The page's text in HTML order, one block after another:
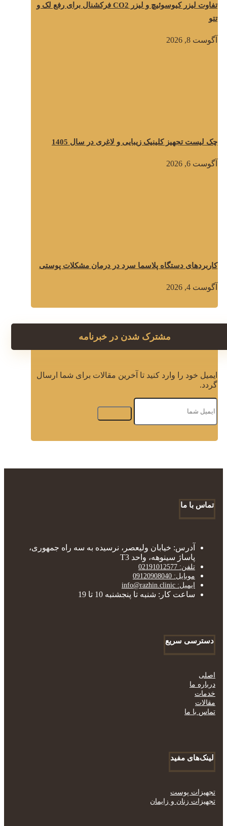
تفاوت لیزر کیوسوئیچ و لیزر CO2 فرکشنال برای رفع لک و
تتو
آگوست 8, 2026
چک لیست تجهیز کلینیک زیبایی و لاغری در سال 1405
آگوست 6, 2026
کاربردهای دستگاه پلاسما سرد در درمان مشکلات پوستی
آگوست 4, 2026
مشترک شدن در خبرنامه
ایمیل خود را وارد کنید تا آخرین مقالات برای شما ارسال
گردد.
تماس با ما
آدرس: خیابان ولیعصر، نرسیده به سه راه جمهوری،
پاساژ سینوهه، واحد T3
تلفن: 02191012577
موبایل: 09120908040
ایمیل: info@razhin.clinic
ساعت کار: شنبه تا پنجشنبه 10 تا 19
دسترسی سریع
اصلی
درباره ما
خدمات
مقالات
تماس با ما
لینک‌های مفید
تجهیزات پوست
تجهیزات زنان و زایمان